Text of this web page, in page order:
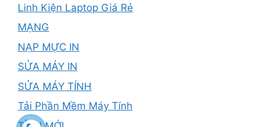
Linh Kiện Laptop Giá Rẻ
MẠNG
NẠP MỰC IN
SỬA MÁY IN
SỬA MÁY TÍNH
Tải Phần Mềm Máy Tính